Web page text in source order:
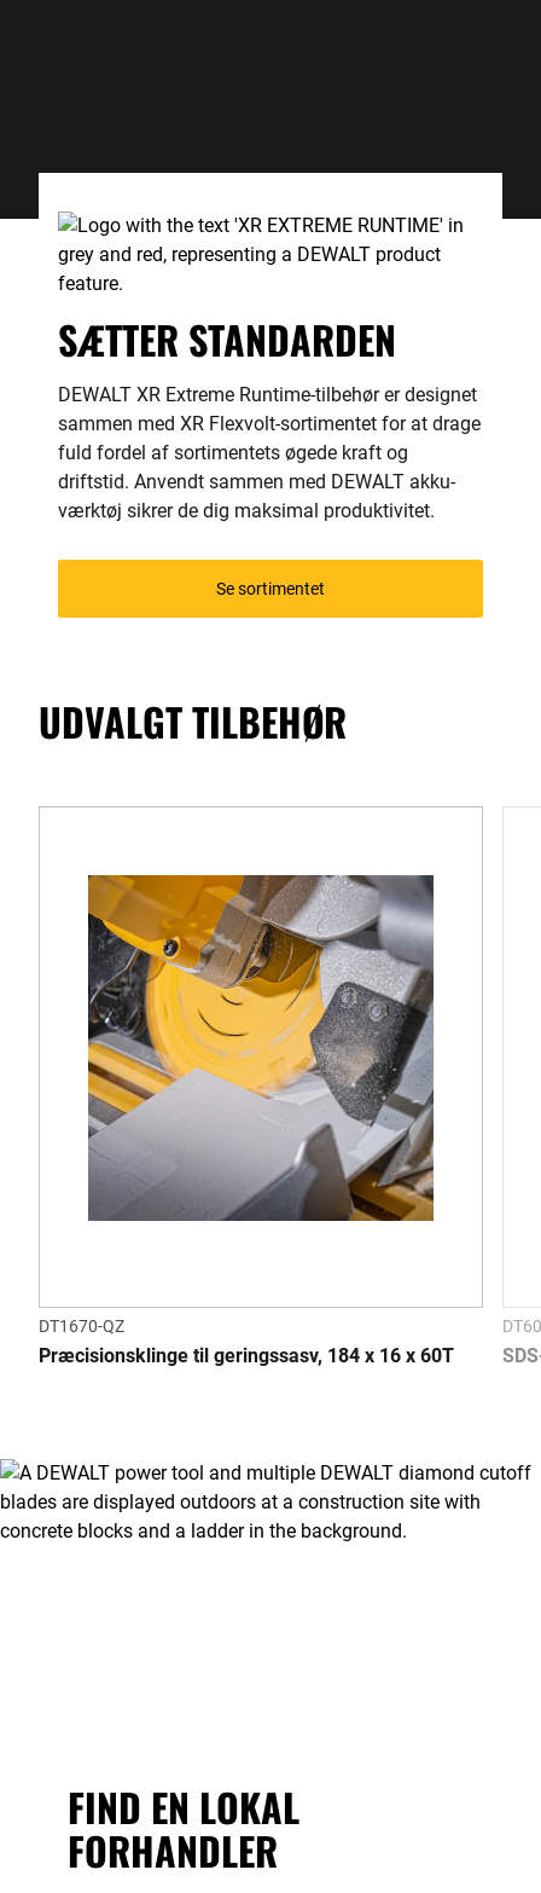
SÆTTER STANDARDEN
DEWALT XR Extreme Runtime-tilbehør er designet
sammen med XR Flexvolt-sortimentet for at drage
fuld fordel af sortimentets øgede kraft og
driftstid. Anvendt sammen med DEWALT akku-
værktøj sikrer de dig maksimal produktivitet.
Se sortimentet
UDVALGT TILBEHØR
DT1670-QZ
Præcisionsklinge til geringssasv, 184 x 16 x 60T
FIND EN LOKAL
FORHANDLER